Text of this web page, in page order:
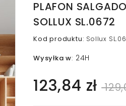
PLAFON
SOLLUX SL.0672
Kod produktu: Sollux
Wysyłka w: 24H
123,84 zł